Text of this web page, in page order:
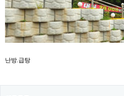
난방.급탕